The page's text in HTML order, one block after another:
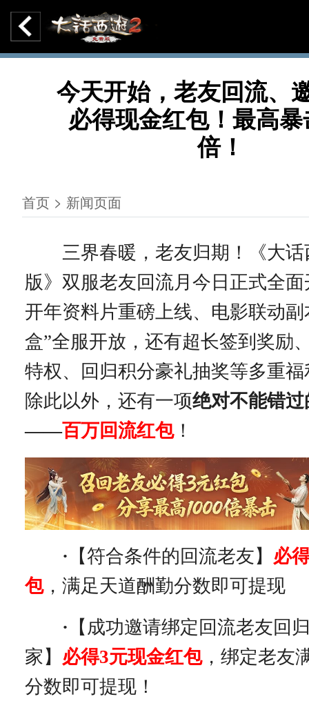
今天开始，老友回流、
必得现金红包！最高暴
倍！
首页 > 新闻页面
三界春暖，老友归期！《大话
版》双服老友回流月今日正式全
开年资料片重磅上线、电影联动副
盒”全服开放，还有超长签到奖励
特权、回归积分豪礼抽奖等多重
除此以外，还有一项绝对不能错
——百万回流红包！
· 【符合条件的回流老友】 必
包，满足天道酬勤分数即可提现
· 【成功邀请绑定回流老友回
家】 必得3元现金红包，绑定老友
分数即可提现！